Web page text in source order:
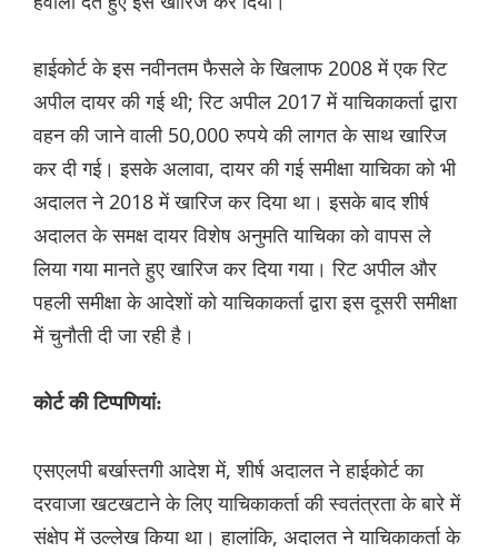
हाईकोर्ट के इस नवीनतम फैसले के खिलाफ 2008 में एक रिट
अपील दायर की गई थी; रिट अपील 2017 में याचिकाकर्ता द्वारा
वहन की जाने वाली 50,000 रुपये की लागत के साथ खारिज
कर दी गई। इसके अलावा, दायर की गई समीक्षा याचिका को भी
अदालत ने 2018 में खारिज कर दिया था। इसके बाद शीर्ष
अदालत के समक्ष दायर विशेष अनुमति याचिका को वापस ले
लिया गया मानते हुए खारिज कर दिया गया। रिट अपील और
पहली समीक्षा के आदेशों को याचिकाकर्ता द्वारा इस दूसरी समीक्षा
में चुनौती दी जा रही है।
कोर्ट की टिप्पणियां:
एसएलपी बर्खास्तगी आदेश में, शीर्ष अदालत ने हाईकोर्ट का
दरवाजा खटखटाने के लिए याचिकाकर्ता की स्वतंत्रता के बारे में
संक्षेप में उल्लेख किया था। हालांकि, अदालत ने याचिकाकर्ता के